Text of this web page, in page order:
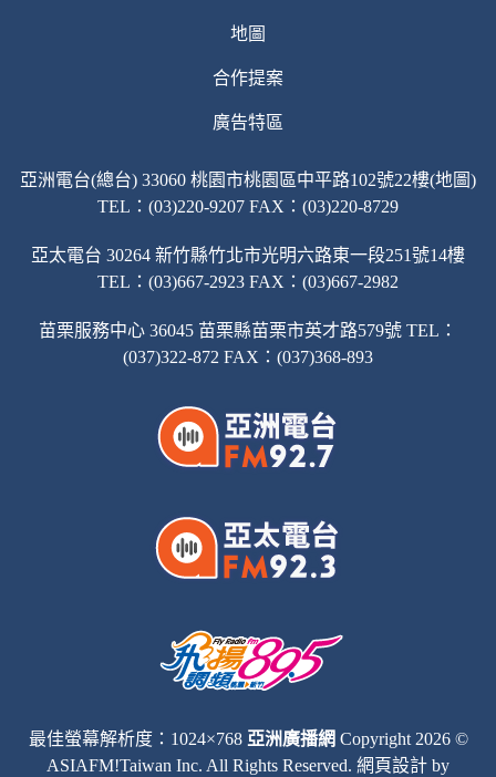
地圖
合作提案
廣告特區
亞洲電台(總台) 33060 桃園市桃園區中平路102號22樓(地圖)
TEL：(03)220-9207 FAX：(03)220-8729
亞太電台 30264 新竹縣竹北市光明六路東一段251號14樓
TEL：(03)667-2923 FAX：(03)667-2982
苗栗服務中心 36045 苗栗縣苗栗市英才路579號 TEL：
(037)322-872 FAX：(037)368-893
最佳螢幕解析度：1024×768 亞洲廣播網 Copyright 2026 ©
ASIAFM!Taiwan Inc. All Rights Reserved. 網頁設計 by